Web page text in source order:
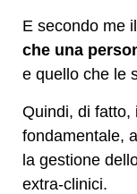
E secondo me
che una
e quello che le
Quindi, di fatto,
fondamentale,
la gestione
extra-clinici.